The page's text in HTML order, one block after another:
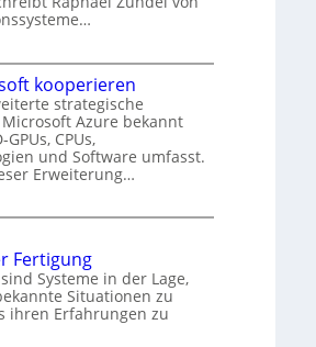
kooperieren
strategische
Azure bekannt
CPUs,
und Software umfasst.
Erweiterung…
Fertigung
Systeme in der Lage,
Situationen zu
ihren Erfahrungen zu